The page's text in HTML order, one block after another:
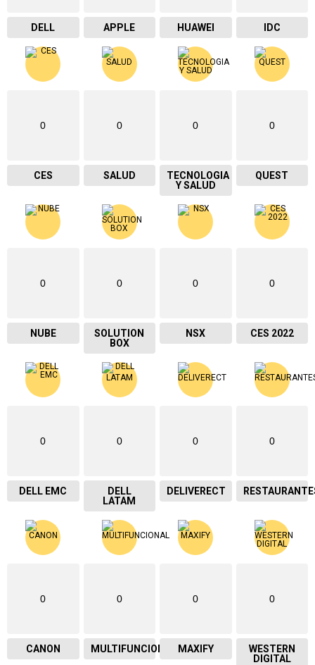
DELL APPLE HUAWEI IDC
0
CES
0
SALUD
0
TECNOLOGIA
Y SALUD
0
QUEST
0
NUBE
0
SOLUTION
BOX
0
NSX
0
CES 2022
0
DELL EMC
0
DELL
LATAM
0
DELIVERECT
0
0
CANON
0
MULTIFUNCIONAL
0
MAXIFY
0
WESTERN
DIGITAL